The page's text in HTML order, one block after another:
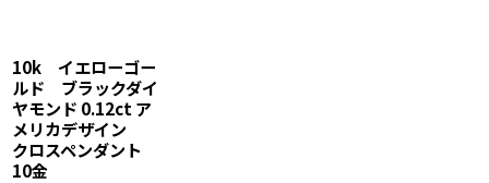
10k イエローゴー
ルド ブラックダイ
ヤモンド 0.12ct ア
メリカデザイン
クロスペンダント
10金